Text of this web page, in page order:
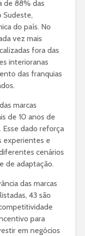
de 88% das
Sudeste,
do país. No
vez mais
fora das
interioranas
das franquias
marcas
de 10 anos de
Esse dado reforça
experientes e
cenários
de adaptação.
das marcas
43 são
para
em negócios